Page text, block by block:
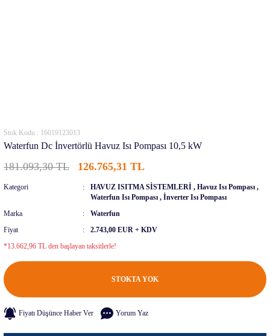
Stok Kodu : 16019123013
Waterfun Dc İnvertörlü Havuz Isı Pompası 10,5 kW
181.093,30 TL 126.765,31 TL
Kategori HAVUZ ISITMA SİSTEMLERİ , Havuz Isı Pompası ,
Waterfun Isı Pompası , İnverter Isı Pompası
Marka
Waterfun
Fiyat
2.743,00 EUR + KDV
*13.662,96 TL den başlayan taksitlerle!
STOKTA YOK
Fiyatı Düşünce Haber Ver Yorum Yaz